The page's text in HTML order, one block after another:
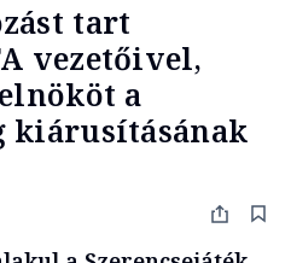
tart
vezetőivel,
a
kiárusításának